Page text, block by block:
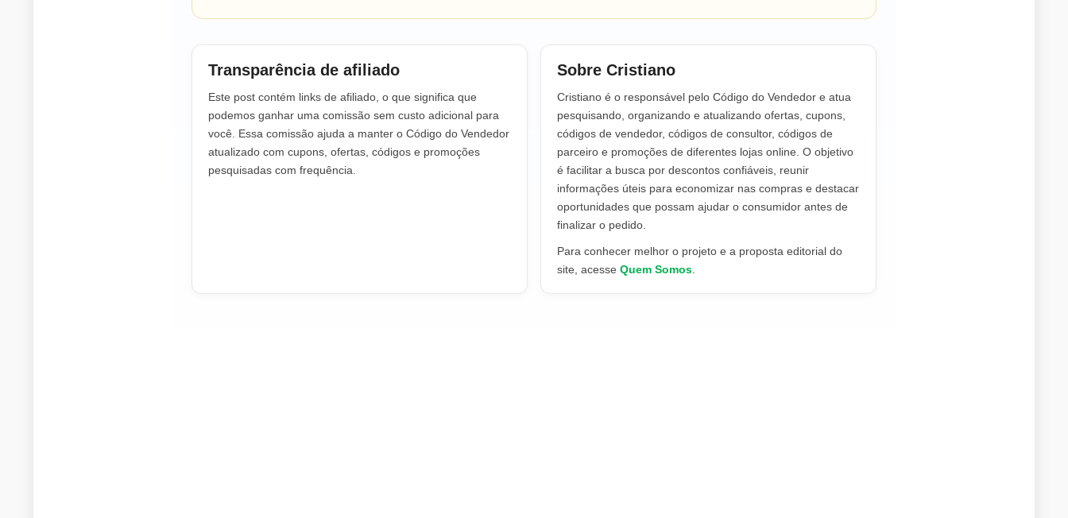
Transparência de afiliado
Este post contém links de afiliado, o que significa que
podemos ganhar uma comissão sem custo adicional para
você. Essa comissão ajuda a manter o Código do Vendedor
atualizado com cupons, ofertas, códigos e promoções
pesquisadas com frequência.
Sobre Cristiano
Cristiano é o responsável pelo Código do Vendedor e atua
pesquisando, organizando e atualizando ofertas, cupons,
códigos de vendedor, códigos de consultor, códigos de
parceiro e promoções de diferentes lojas online. O objetivo
é facilitar a busca por descontos confiáveis, reunir
informações úteis para economizar nas compras e destacar
oportunidades que possam ajudar o consumidor antes de
finalizar o pedido.
Para conhecer melhor o projeto e a proposta editorial do
site, acesse Quem Somos